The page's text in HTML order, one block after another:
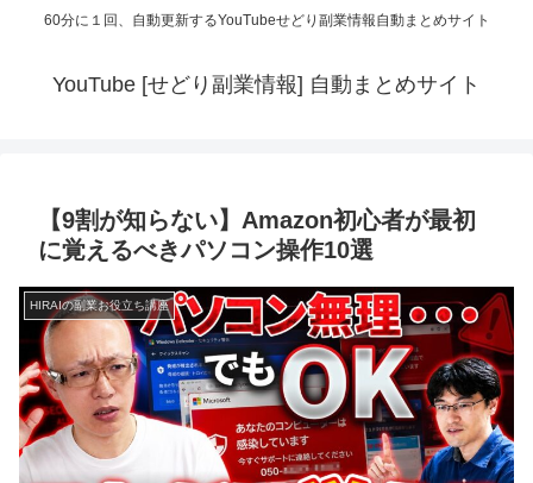
60分に１回、自動更新するYouTubeせどり副業情報自動まとめサイト
YouTube [せどり副業情報] 自動まとめサイト
【9割が知らない】Amazon初心者が最初
に覚えるべきパソコン操作10選
HIRAIの副業お役立ち講座